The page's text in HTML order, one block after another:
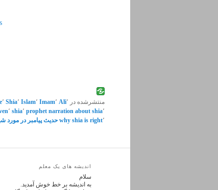
منتشرشده در Ali٬ Imam٬ Islam٬ Shia٬ ٬
prophet narration about shia٬ shia٬ ٬
why shia is right٬ حدیث پیامبر در مورد
اندیشه های یک معلم
سلام
به اندیشه بر خط خوش آمدید.